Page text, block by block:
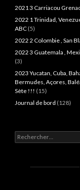
2021 3 Carriacou
2022 1 Trinidad,
ABC (5)
2022 2 Colombie , San
2022 3 Guatemala ,
(3)
2023 Yucatan, Cuba,
Bermudes, Açores,
Sète !!! (15)
Journal de bord (128)
Rechercher :